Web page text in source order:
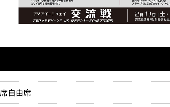
自由席